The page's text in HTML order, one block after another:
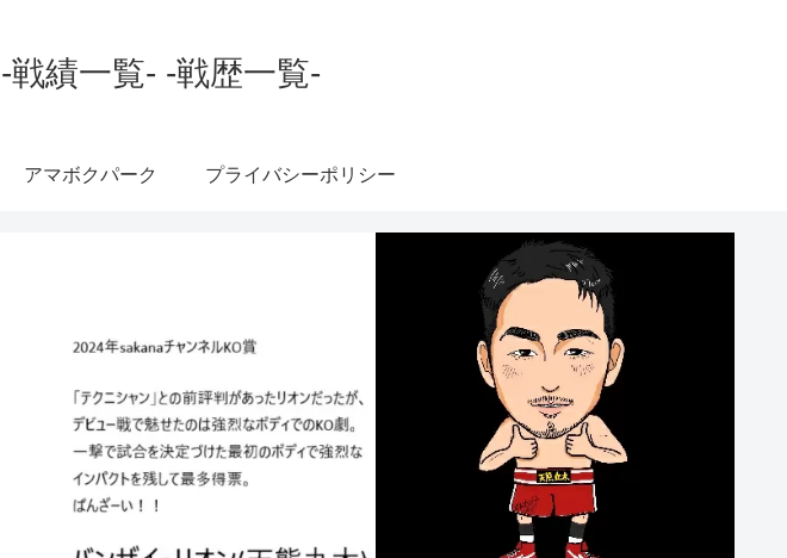
績一覧- -戦歴一覧-
アマボクパーク プライバシーポリシー